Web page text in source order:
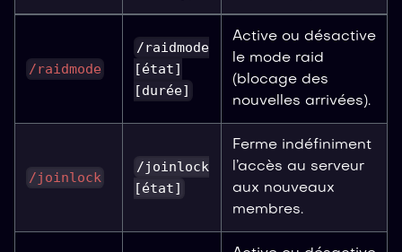
/raidmode
/raidmode
[état]
[durée]
Active ou désactive
le mode raid
(blocage des
nouvelles arrivées).
/joinlock
/joinlock
[état]
Ferme indéfiniment
l’accès au serveur
aux nouveaux
membres.